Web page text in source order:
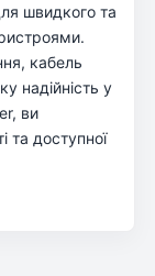
швидкого та
кабель
надійність у
ви
та доступної